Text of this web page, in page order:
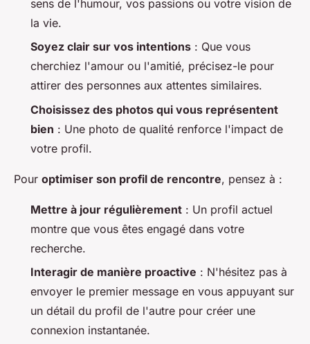
sens de l'humour, vos passions ou votre vision de
la vie.
Soyez clair sur vos intentions : Que vous
cherchiez l'amour ou l'amitié, précisez-le pour
attirer des personnes aux attentes similaires.
Choisissez des photos qui vous représentent
bien : Une photo de qualité renforce l'impact de
votre profil.
Pour optimiser son profil de rencontre, pensez à :
Mettre à jour régulièrement : Un profil actuel
montre que vous êtes engagé dans votre
recherche.
Interagir de manière proactive : N'hésitez pas à
envoyer le premier message en vous appuyant sur
un détail du profil de l'autre pour créer une
connexion instantanée.